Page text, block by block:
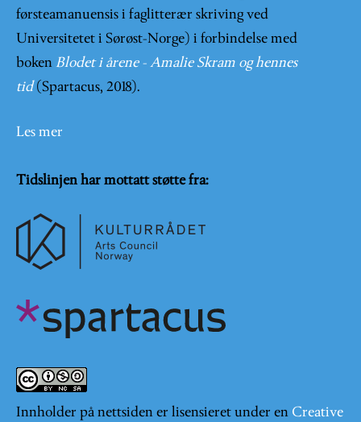
førsteamanuensis i faglitterær skriving ved
Universitetet i Sørøst-Norge) i forbindelse med
boken Blodet i årene - Amalie Skram og hennes
tid (Spartacus, 2018).
Les mer
Tidslinjen har mottatt støtte fra:
Innholder på nettsiden er lisensieret under en Creative